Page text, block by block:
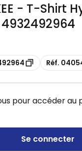
- T-Shirt
4932492964
Copie
Réf.
pour accéder au
Se connecter